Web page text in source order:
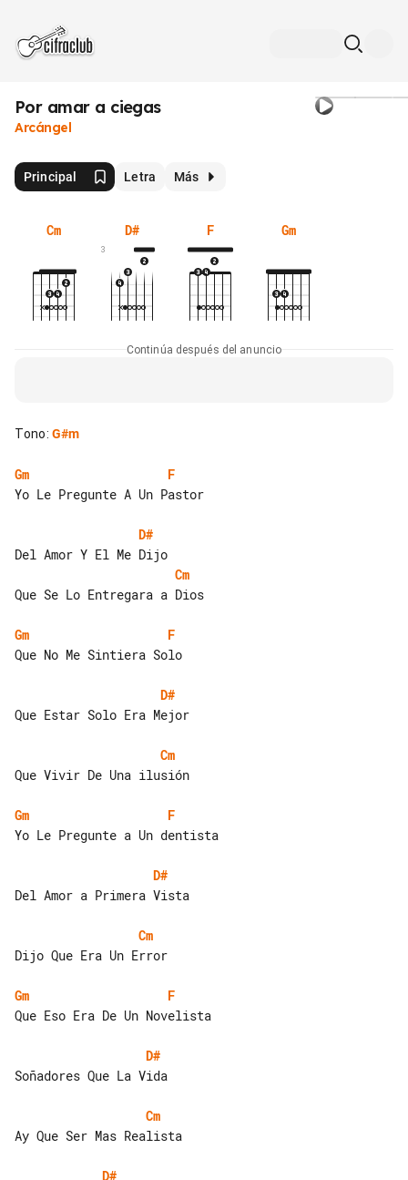
Por amar a ciegas
Arcángel
Principal Letra Más
Cm D#
3
F Gm
Continúa después del anuncio
Tono: G#m
Gm
F
Yo Le Pregunte A Un Pastor
D#
Cm
Que Se Lo Entregara a Dios
Gm
F
Que No Me Sintiera Solo
D#
Que Estar Solo Era Mejor
Cm
Que Vivir De Una ilusión
Gm
F
Yo Le Pregunte a Un dentista
D#
Del Amor a Primera Vista
Cm
Dijo Que Era Un Error
Gm
F
Que Eso Era De Un Novelista
D#
Soñadores Que La Vida
Cm
Ay Que Ser Mas Realista
D#